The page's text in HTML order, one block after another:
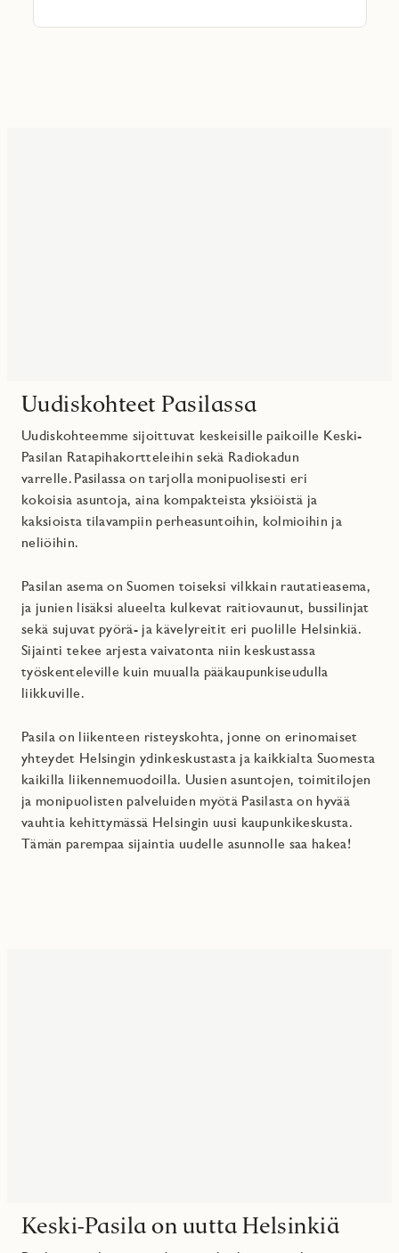
Uudiskohteet Pasilassa
Uudiskohteemme sijoittuvat keskeisille paikoille Keski-
Pasilan Ratapihakortteleihin sekä Radiokadun
varrelle. Pasilassa on tarjolla monipuolisesti eri
kokoisia asuntoja, aina kompakteista yksiöistä ja
kaksioista tilavampiin perheasuntoihin, kolmioihin ja
neliöihin.
Pasilan asema on Suomen toiseksi vilkkain rautatieasema,
ja junien lisäksi alueelta kulkevat raitiovaunut, bussilinjat
sekä sujuvat pyörä- ja kävelyreitit eri puolille Helsinkiä.
Sijainti tekee arjesta vaivatonta niin keskustassa
työskenteleville kuin muualla pääkaupunkiseudulla
liikkuville.
Pasila on liikenteen risteyskohta, jonne on erinomaiset
yhteydet Helsingin ydinkeskustasta ja kaikkialta Suomesta
kaikilla liikennemuodoilla. Uusien asuntojen, toimitilojen
ja monipuolisten palveluiden myötä Pasilasta on hyvää
vauhtia kehittymässä Helsingin uusi kaupunkikeskusta.
Tämän parempaa sijaintia uudelle asunnolle saa hakea!
Keski-Pasila on uutta Helsinkiä